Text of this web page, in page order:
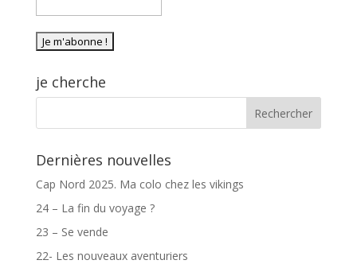
je cherche
Dernières nouvelles
Cap Nord 2025. Ma colo chez les vikings
24 – La fin du voyage ?
23 – Se vende
22- Les nouveaux aventuriers